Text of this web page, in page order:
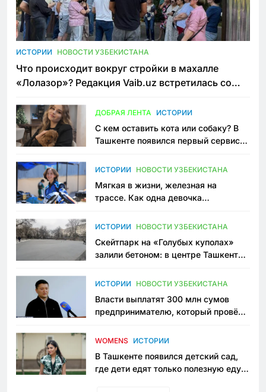
ИСТОРИИ НОВОСТИ УЗБЕКИСТАНА
Что происходит вокруг стройки в махалле
«Лолазор»? Редакция Vaib.uz встретилась со
ДОБРАЯ ЛЕНТА ИСТОРИИ
С кем оставить кота или собаку? В
Ташкенте появился первый сервис
ИСТОРИИ НОВОСТИ УЗБЕКИСТАНА
Мягкая в жизни, железная на
трассе. Как одна девочка
Узбекистане
ИСТОРИИ НОВОСТИ УЗБЕКИСТАНА
Скейтпарк на «Голубых куполах»
залили бетоном: в центре Ташкента
пространство
ИСТОРИИ НОВОСТИ УЗБЕКИСТАНА
Власти выплатят 300 млн сумов
предпринимателю, который провёл
приговору
WOMENS ИСТОРИИ
В Ташкенте появился детский сад,
где дети едят только полезную еду.